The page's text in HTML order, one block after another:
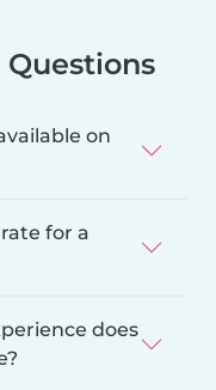
on
for a
does